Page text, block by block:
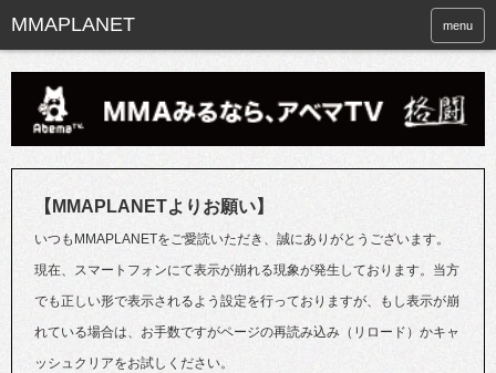
menu
【MMAPLANETよりお願い】
いつもMMAPLANETをご愛読いただき、誠にありがとうございます。
現在、スマートフォンにて表示が崩れる現象が発生しております。当方
でも正しい形で表示されるよう設定を行っておりますが、もし表示が崩
れている場合は、お手数ですがページの再読み込み（リロード）かキャ
ッシュクリアをお試しください。